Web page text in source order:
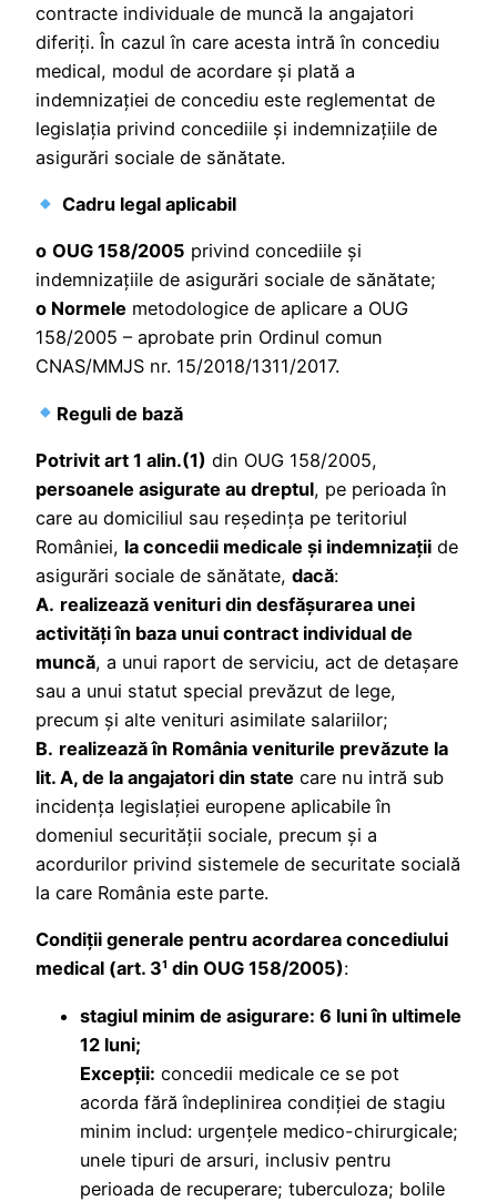
contracte individuale de muncă la angajatori
diferiți. În cazul în care acesta intră în concediu
medical, modul de acordare și plată a
indemnizației de concediu este reglementat de
legislația privind concediile și indemnizațiile de
asigurări sociale de sănătate.
Cadru legal aplicabil
o OUG 158/2005 privind concediile și
indemnizaţiile de asigurări sociale de sănătate;
o Normele metodologice de aplicare a OUG
158/2005 – aprobate prin Ordinul comun
CNAS/MMJS nr. 15/2018/1311/2017.
Reguli de bază
Potrivit art 1 alin.(1) din OUG 158/2005,
persoanele asigurate au dreptul, pe perioada în
care au domiciliul sau reşedinţa pe teritoriul
României, la concedii medicale şi indemnizaţii de
asigurări sociale de sănătate, dacă:
A. realizează venituri din desfăşurarea unei
activităţi în baza unui contract individual de
muncă, a unui raport de serviciu, act de detaşare
sau a unui statut special prevăzut de lege,
precum şi alte venituri asimilate salariilor;
B. realizează în România veniturile prevăzute la
lit. A, de la angajatori din state care nu intră sub
incidenţa legislaţiei europene aplicabile în
domeniul securităţii sociale, precum şi a
acordurilor privind sistemele de securitate socială
la care România este parte.
Condiții generale pentru acordarea concediului
medical (art. 3¹ din OUG 158/2005):
stagiul minim de asigurare: 6 luni în ultimele
12 luni;
Excepţii: concedii medicale ce se pot
acorda fără îndeplinirea condiţiei de stagiu
minim includ: urgenţele medico-chirurgicale;
unele tipuri de arsuri, inclusiv pentru
perioada de recuperare; tuberculoza; bolile